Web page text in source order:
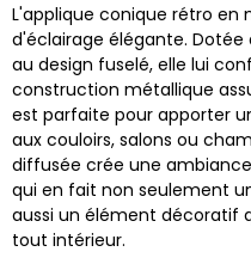
L'applique conique rétro en
d'éclairage élégante.
au design fuselé, elle lui
construction métallique
est parfaite pour apporter
aux couloirs, salons ou
diffusée crée une
qui en fait non seulement
aussi un élément décoratif
tout intérieur.